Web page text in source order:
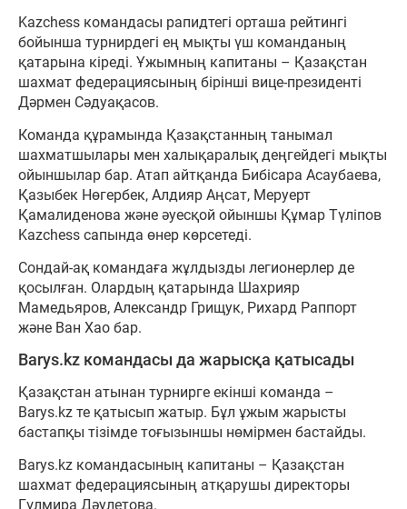
Kazchess командасы рапидтегі орташа рейтингі
бойынша турнирдегі ең мықты үш команданың
қатарына кіреді. Ұжымның капитаны – Қазақстан
шахмат федерациясының бірінші вице-президенті
Дәрмен Сәдуақасов.
Команда құрамында Қазақстанның танымал
шахматшылары мен халықаралық деңгейдегі мықты
ойыншылар бар. Атап айтқанда Бибісара Асаубаева,
Қазыбек Нөгербек, Алдияр Аңсат, Меруерт
Қамалиденова және әуесқой ойыншы Құмар Түліпов
Kazchess сапында өнер көрсетеді.
Сондай-ақ командаға жұлдызды легионерлер де
қосылған. Олардың қатарында Шахрияр
Мамедьяров, Александр Грищук, Рихард Раппорт
және Ван Хао бар.
Barys.kz командасы да жарысқа қатысады
Қазақстан атынан турнирге екінші команда –
Barys.kz те қатысып жатыр. Бұл ұжым жарысты
бастапқы тізімде тоғызыншы нөмірмен бастайды.
Barys.kz командасының капитаны – Қазақстан
шахмат федерациясының атқарушы директоры
Гүлмира Дәулетова.